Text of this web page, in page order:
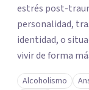
estrés post-
personalidad,
identidad, o
vivir de forma
Alcoholismo